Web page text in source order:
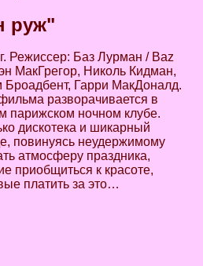
руж"
Режиссер: Баз Лурман / Baz
МакГрегор, Николь Кидман,
Гарри МакДоналд.
разворачивается в
парижском ночном клубе.
дискотека и шикарный
повинуясь неудержимому
атмосферу праздника,
приобщиться к красоте,
платить за это…